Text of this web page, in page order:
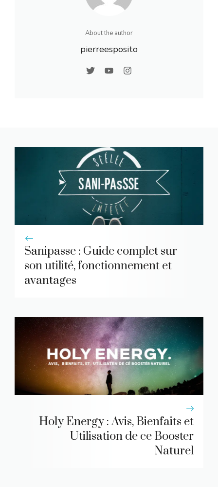
About the author
pierreesposito
Sanipasse : Guide complet sur
son utilité, fonctionnement et
avantages
Holy Energy : Avis, Bienfaits et
Utilisation de ce Booster
Naturel